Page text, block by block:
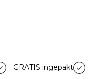
GRATIS ingepakt